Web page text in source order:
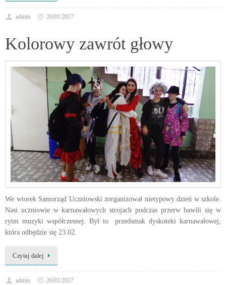
admin 26/01/2017
Kolorowy zawrót głowy
We wtorek Samorząd Uczniowski zorganizował nietypowy dzień w szkole.
Nasi uczniowie w karnawałowych strojach podczas przerw bawili się w
rytm muzyki współczesnej. Był to przedsmak dyskoteki karnawałowej,
która odbędzie się 23.02.
Czytaj dalej
admin 26/01/2017